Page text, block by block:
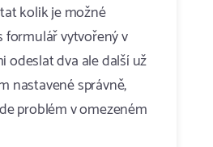
kolik je možné
formulář vytvořený v
odeslat dva ale další už
nastavené správně,
problém v omezeném